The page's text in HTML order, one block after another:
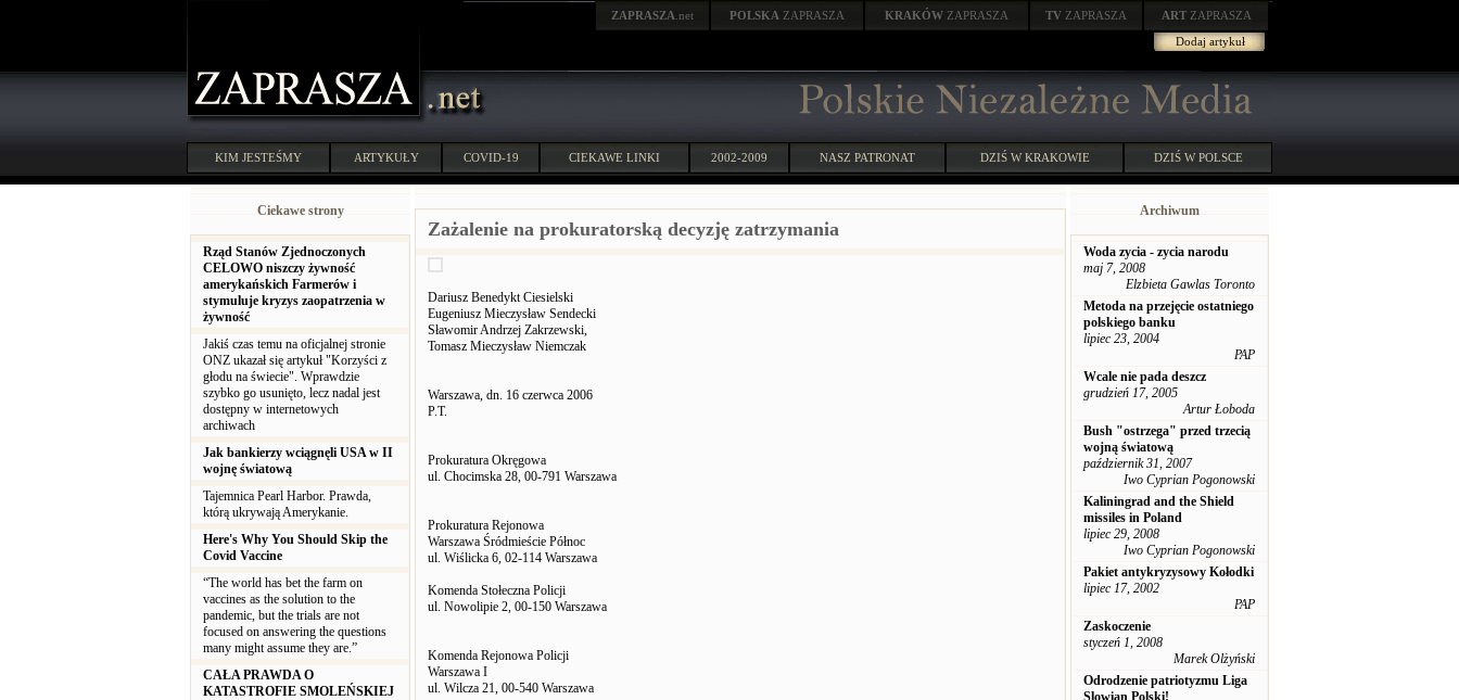
ZAPRASZA .net POLSKA ZAPRASZA KRAKÓW ZAPRASZA TV ZAPRASZA ART ZAPRASZA
Dodaj artykuł
KIM JESTEŚMY ARTYKUŁY COVID-19 CIEKAWE LINKI 2002-2009 NASZ PATRONAT DZIŚ W KRAKOWIE DZIŚ W POLSCE
Ciekawe strony
Rząd Stanów Zjednoczonych
CELOWO niszczy żywność
amerykańskich Farmerów i
stymuluje kryzys zaopatrzenia w
żywność
Jakiś czas temu na oficjalnej stronie
ONZ ukazał się artykuł "Korzyści z
głodu na świecie". Wprawdzie
szybko go usunięto, lecz nadal jest
dostępny w internetowych
archiwach
Jak bankierzy wciągnęli USA w II
wojnę światową
Tajemnica Pearl Harbor. Prawda,
którą ukrywają Amerykanie.
Here's Why You Should Skip the
Covid Vaccine
“The world has bet the farm on
vaccines as the solution to the
pandemic, but the trials are not
focused on answering the questions
many might assume they are.”
CAŁA PRAWDA O
KATASTROFIE SMOLEŃSKIEJ
Zażalenie na prokuratorską decyzję zatrzymania
Dariusz Benedykt Ciesielski
Eugeniusz Mieczysław Sendecki
Sławomir Andrzej Zakrzewski,
Tomasz Mieczysław Niemczak
Warszawa, dn. 16 czerwca 2006
P.T.
Prokuratura Okręgowa
ul. Chocimska 28, 00-791 Warszawa
Prokuratura Rejonowa
Warszawa Śródmieście Północ
ul. Wiślicka 6, 02-114 Warszawa
Komenda Stołeczna Policji
ul. Nowolipie 2, 00-150 Warszawa
Komenda Rejonowa Policji
Warszawa I
ul. Wilcza 21, 00-540 Warszawa
Archiwum
Woda zycia - zycia narodu
maj 7, 2008
Elzbieta Gawlas Toronto
Metoda na przejęcie ostatniego
polskiego banku
lipiec 23, 2004
PAP
Wcale nie pada deszcz
grudzień 17, 2005
Artur Łoboda
Bush "ostrzega" przed trzecią
wojną światową
październik 31, 2007
Iwo Cyprian Pogonowski
Kaliningrad and the Shield
missiles in Poland
lipiec 29, 2008
Iwo Cyprian Pogonowski
Pakiet antykryzysowy Kołodki
lipiec 17, 2002
PAP
Zaskoczenie
styczeń 1, 2008
Marek Olżyński
Odrodzenie patriotyzmu Liga
Slowian Polski!